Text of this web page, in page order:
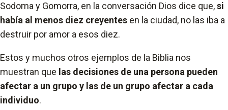
Sodoma y Gomorra, en la conversación Dios dice que,si
había al menos diez creyentes en la ciudad, no las iba a
destruir por amor a esos diez.
Estos y muchos otros ejemplos de la Biblia nos
muestran que las decisiones de una persona pueden
afectar a un grupo y las de un grupo afectar a cada
individuo.